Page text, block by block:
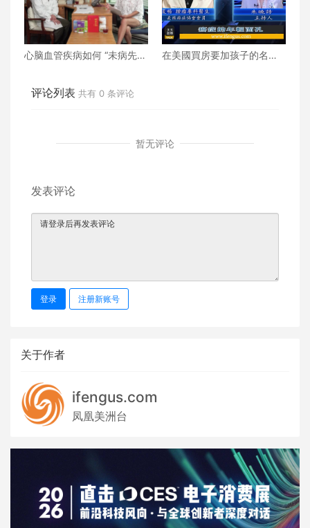
心脑血管疾病如何 “未病先
在美國買房要加孩子的名字
评论列表 共有 0 条评论
暂无评论
发表评论
登录 注册新账号
关于作者
ifengus.com
凤凰美洲台